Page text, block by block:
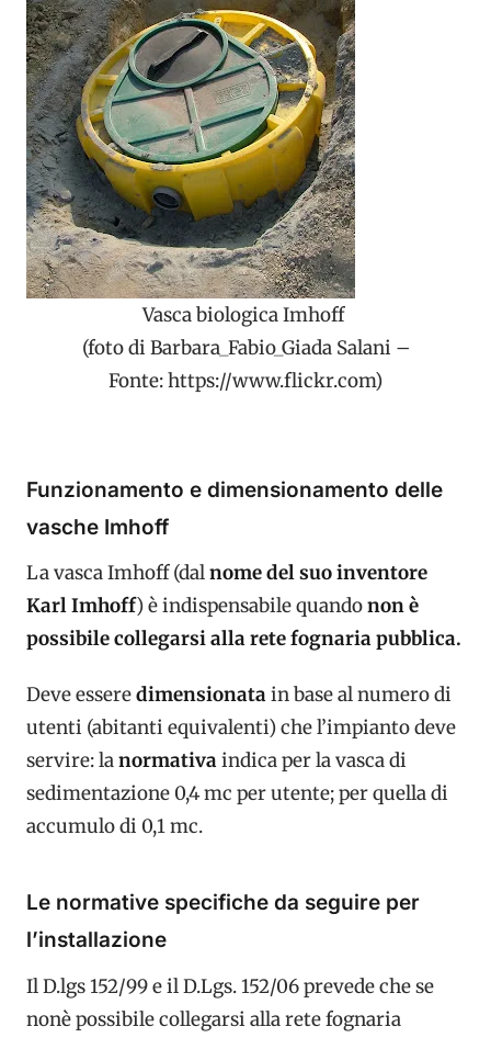
Vasca biologica Imhoff
(foto di Barbara_Fabio_Giada Salani –
Fonte: https://www.flickr.com)
Funzionamento e dimensionamento delle
vasche Imhoff
La vasca Imhoff (dalnome del suo inventore
Karl Imhoff) è indispensabile quandonon è
possibile collegarsi alla rete fognaria pubblica.
Deve esseredimensionatain base al numero di
utenti (abitanti equivalenti) che l’impianto deve
servire: lanormativaindica per la vasca di
sedimentazione 0,4 mc per utente; per quella di
accumulo di 0,1 mc.
Le normative specifiche da seguire per
l’installazione
Il D.lgs 152/99 e il D.Lgs. 152/06 prevede che se
nonè possibile collegarsi alla rete fognaria